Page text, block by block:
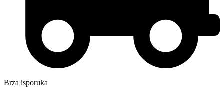
Brza isporuka